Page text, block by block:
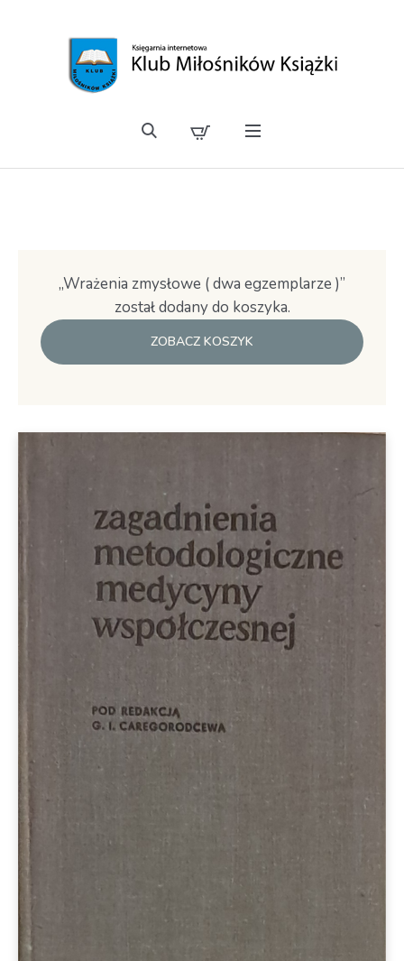
„Wrażenia zmysłowe ( dwa egzemplarze )”
został dodany do koszyka.
ZOBACZ KOSZYK